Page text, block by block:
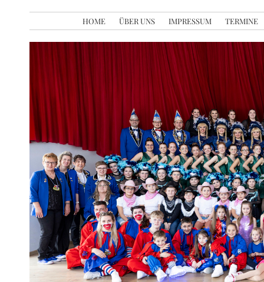
HOME ÜBER UNS IMPRESSUM TERMINE